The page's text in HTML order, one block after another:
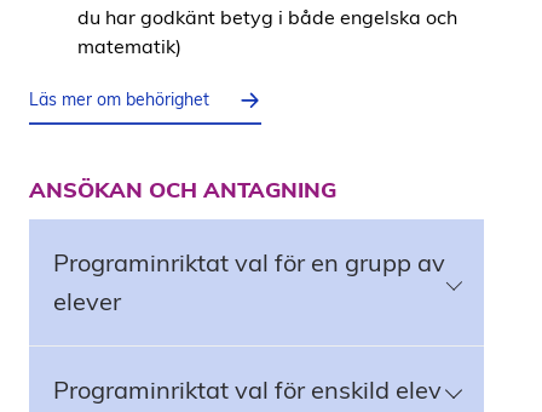
du har godkänt betyg i både engelska och
matematik)
Läs mer om behörighet
ANSÖKAN OCH ANTAGNING
Programinriktat val för en grupp av
elever
Programinriktat val för enskild elev